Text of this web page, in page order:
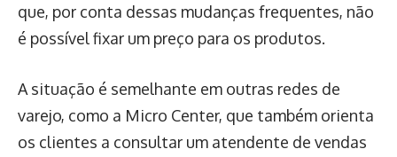
que, por conta dessas mudanças frequentes, não
é possível fixar um preço para os produtos.
A situação é semelhante em outras redes de
varejo, como a Micro Center, que também orienta
os clientes a consultar um atendente de vendas